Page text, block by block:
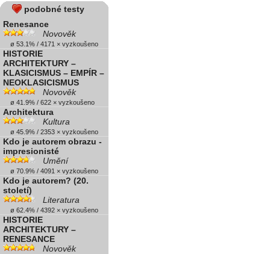
podobné testy
Renesance
Novověk
ø 53.1% / 4171 × vyzkoušeno
HISTORIE
ARCHITEKTURY –
KLASICISMUS – EMPÍR –
NEOKLASICISMUS
Novověk
ø 41.9% / 622 × vyzkoušeno
Architektura
Kultura
ø 45.9% / 2353 × vyzkoušeno
Kdo je autorem obrazu -
impresionisté
Umění
ø 70.9% / 4091 × vyzkoušeno
Kdo je autorem? (20.
století)
Literatura
ø 62.4% / 4392 × vyzkoušeno
HISTORIE
ARCHITEKTURY –
RENESANCE
Novověk